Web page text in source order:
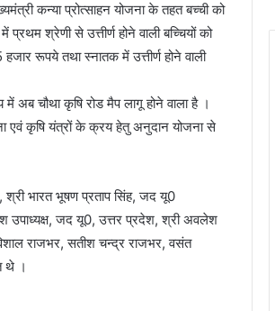
कन्या प्रोत्साहन योजना के तहत बच्ची को
श्रेणी से उत्तीर्ण होने वाली बच्चियों को
रूपये तथा स्नातक में उत्तीर्ण होने वाली
में अब चौथा कृषि रोड मैप लागू होने वाला है ।
एवं कृषि यंत्रों के क्रय हेतु अनुदान योजना से
भारत भूषण प्रताप सिंह, जद यू0
उपाध्यक्ष, जद यू0, उत्तर प्रदेश, श्री अवलेश
राजभर, सतीश चन्द्र राजभर, वसंत
थे ।